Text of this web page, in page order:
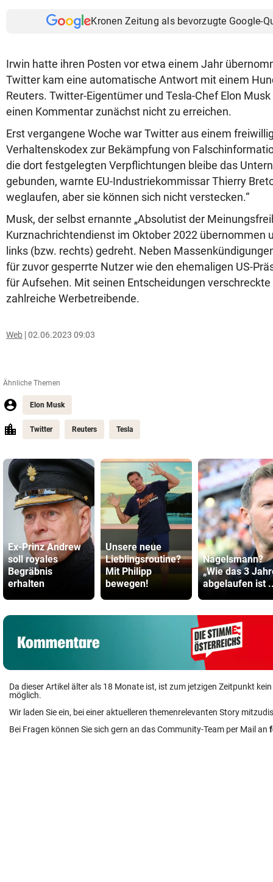
Kronen Zeitung als bevorzugte Google-
Irwin hatte ihren Posten vor etwa einem Jahr
Twitter kam eine automatische Antwort mit einem
Reuters. Twitter-Eigentümer und Tesla-Chef Elon
einen Kommentar zunächst nicht zu erreichen.
Erst vergangene Woche war Twitter aus einem
Verhaltenskodex zur Bekämpfung von
die dort festgelegten Verpflichtungen bleibe das
gebunden, warnte EU-Industriekommissar Thierry
weglaufen, aber sie können sich nicht verstecken.“
Musk, der selbst ernannte „Absolutist der
Kurznachrichtendienst im Oktober 2022 übernommen
links (bzw. rechts) gedreht. Neben
für zuvor gesperrte Nutzer wie den ehemaligen US-
für Aufsehen. Mit seinen Entscheidungen
zahlreiche Werbetreibende.
Web 02.06.2023 09:03
Ähnliche Themen
Elon Musk
Twitter Reuters Tesla
Ex-Prinz Andrew
soll royales
Begräbnis
erhalten
Unsere neue
Lieblingsroutine?
Mit Philipp
bewegen!
Nagelsmann?
„Wie das 3
abgelaufen ist
Da dieser Artikel älter als 18 Monate ist, ist zum jetzigen Zeitpunkt
möglich.
Wir laden Sie ein, bei einer aktuelleren themenrelevanten Story
Bei Fragen können Sie sich gern an das Community-Team per Mail an